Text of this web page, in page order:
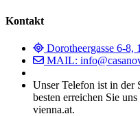
Kontakt
Dorotheergasse 6-8,
MAIL:
Unser Telefon ist in der
besten erreichen Sie
vienna.at.